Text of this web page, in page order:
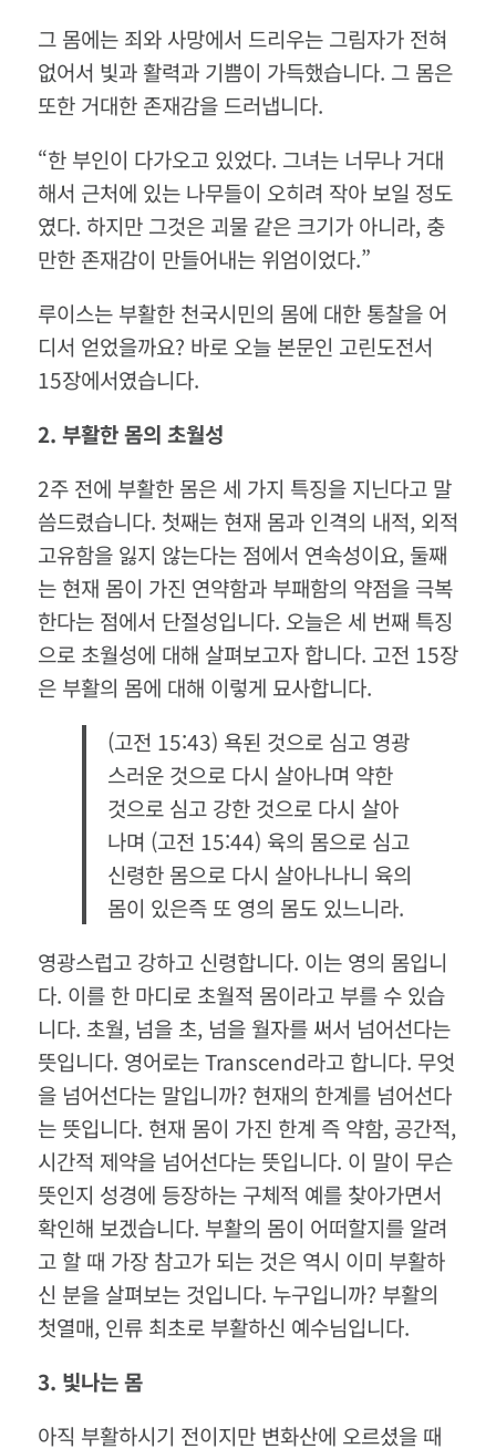
그 몸에는 죄와 사망에서 드리우는 그림자가 전혀
없어서 빛과 활력과 기쁨이 가득했습니다. 그 몸은
또한 거대한 존재감을 드러냅니다.
“한 부인이 다가오고 있었다. 그녀는 너무나 거대
해서 근처에 있는 나무들이 오히려 작아 보일 정도
였다. 하지만 그것은 괴물 같은 크기가 아니라, 충
만한 존재감이 만들어내는 위엄이었다.”
루이스는 부활한 천국시민의 몸에 대한 통찰을 어
디서 얻었을까요? 바로 오늘 본문인 고린도전서
15장에서였습니다.
2. 부활한 몸의 초월성
2주 전에 부활한 몸은 세 가지 특징을 지닌다고 말
씀드렸습니다. 첫째는 현재 몸과 인격의 내적, 외적
고유함을 잃지 않는다는 점에서 연속성이요, 둘째
는 현재 몸이 가진 연약함과 부패함의 약점을 극복
한다는 점에서 단절성입니다. 오늘은 세 번째 특징
으로 초월성에 대해 살펴보고자 합니다. 고전 15장
은 부활의 몸에 대해 이렇게 묘사합니다.
(고전 15:43) 욕된 것으로 심고 영광
스러운 것으로 다시 살아나며 약한
것으로 심고 강한 것으로 다시 살아
나며 (고전 15:44) 육의 몸으로 심고
신령한 몸으로 다시 살아나나니 육의
몸이 있은즉 또 영의 몸도 있느니라.
영광스럽고 강하고 신령합니다. 이는 영의 몸입니
다. 이를 한 마디로 초월적 몸이라고 부를 수 있습
니다. 초월, 넘을 초, 넘을 월자를 써서 넘어선다는
뜻입니다. 영어로는 Transcend라고 합니다. 무엇
을 넘어선다는 말입니까? 현재의 한계를 넘어선다
는 뜻입니다. 현재 몸이 가진 한계 즉 약함, 공간적,
시간적 제약을 넘어선다는 뜻입니다. 이 말이 무슨
뜻인지 성경에 등장하는 구체적 예를 찾아가면서
확인해 보겠습니다. 부활의 몸이 어떠할지를 알려
고 할 때 가장 참고가 되는 것은 역시 이미 부활하
신 분을 살펴보는 것입니다. 누구입니까? 부활의
첫열매, 인류 최초로 부활하신 예수님입니다.
3. 빛나는 몸
아직 부활하시기 전이지만 변화산에 오르셨을 때